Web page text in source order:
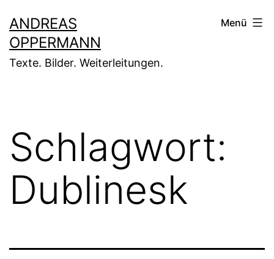
Inhalt
springen
ANDREAS
OPPERMANN
Texte. Bilder. Weiterleitungen.
Menü
Schlagwort:
Dublinesk